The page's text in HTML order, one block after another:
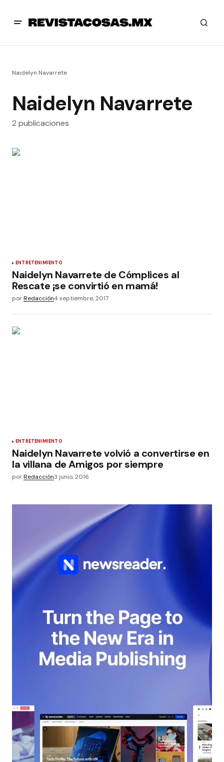
Naidelyn Navarrete
Naidelyn Navarrete
2 publicaciones
ENTRETENIMIENTO
Naidelyn Navarrete de Cómplices al
Rescate ¡se convirtió en mamá!
porRedacción4 septiembre, 2017
ENTRETENIMIENTO
Naidelyn Navarrete volvió a convertirse en
la villana de Amigos por siempre
porRedacción3 junio, 2016